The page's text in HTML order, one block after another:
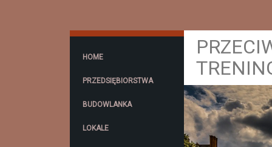
HOME
PRZEDSIĘBIORSTWA
BUDOWLANKA
LOKALE